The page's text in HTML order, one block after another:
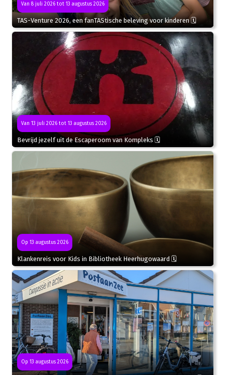
Van 8 juli 2026 tot 13 augustus 2026
TAS-Venture 2026, een fanTAStische beleving voor kinderen 🗓
Van 13 juli 2026 tot 13 augustus 2026
Bevrijd jezelf uit de Escaperoom van Kompleks 🗓
Op 13 augustus 2026
Klankenreis voor Kids in Bibliotheek Heerhugowaard 🗓
Op 13 augustus 2026